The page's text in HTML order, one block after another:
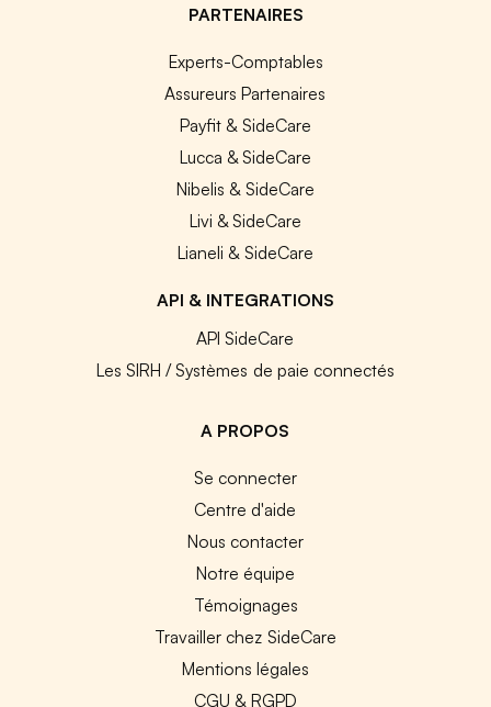
PARTENAIRES
Experts-Comptables
Assureurs Partenaires
Payfit & SideCare
Lucca & SideCare
Nibelis & SideCare
Livi & SideCare
Lianeli & SideCare
API & INTEGRATIONS
API SideCare
Les SIRH / Systèmes de paie connectés
A PROPOS
Se connecter
Centre d'aide
Nous contacter
Notre équipe
Témoignages
Travailler chez SideCare
Mentions légales
CGU & RGPD